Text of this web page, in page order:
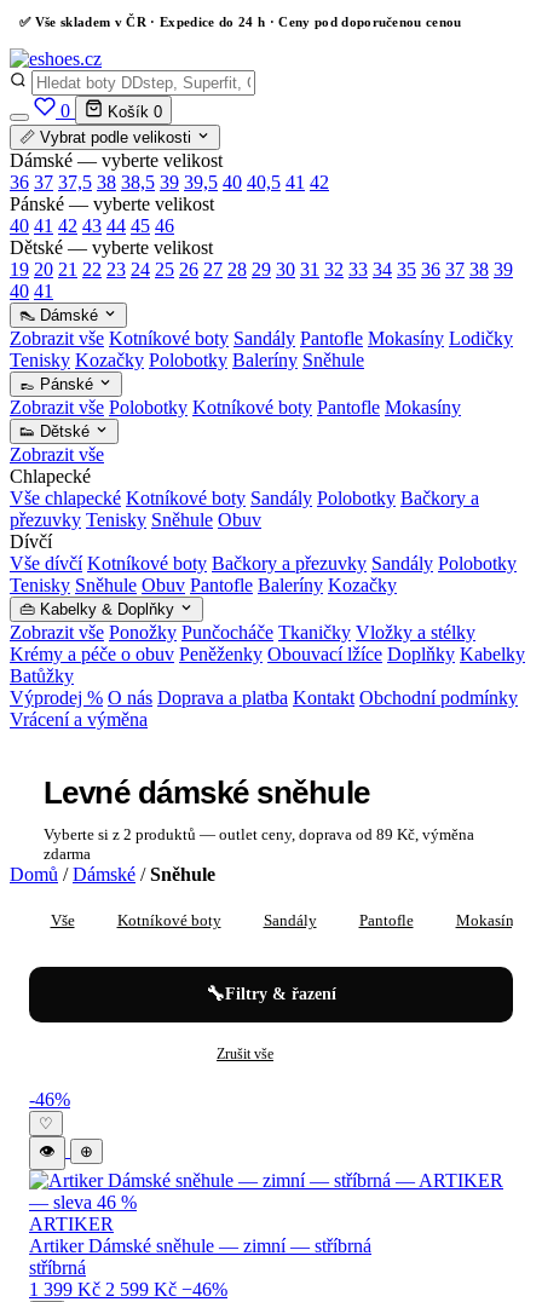
✅ Vše skladem v ČR · Expedice do 24 h · Ceny pod doporučenou cenou
0 Košík 0
📏 Vybrat podle velikosti
Dámské — vyberte velikost
36 37 37,5 38 38,5 39 39,5 40 40,5 41 42
Pánské — vyberte velikost
40 41 42 43 44 45 46
Dětské — vyberte velikost
19 20 21 22 23 24 25 26 27 28 29 30 31 32 33 34 35 36 37 38 39
40 41
👠 Dámské
Zobrazit vše Kotníkové boty Sandály Pantofle Mokasíny Lodičky
Tenisky Kozačky Polobotky Baleríny Sněhule
👞 Pánské
Zobrazit vše Polobotky Kotníkové boty Pantofle Mokasíny
👟 Dětské
Zobrazit vše
Chlapecké
Vše chlapecké Kotníkové boty Sandály Polobotky Bačkory a
přezuvky Tenisky Sněhule Obuv
Dívčí
Vše dívčí Kotníkové boty Bačkory a přezuvky Sandály Polobotky
Tenisky Sněhule Obuv Pantofle Baleríny Kozačky
👜 Kabelky & Doplňky
Zobrazit vše Ponožky Punčocháče Tkaničky Vložky a stélky
Krémy a péče o obuv Peněženky Obouvací lžíce Doplňky Kabelky
Batůžky
Výprodej % O nás Doprava a platba Kontakt Obchodní podmínky
Vrácení a výměna
Levné dámské sněhule
Vyberte si z 2 produktů — outlet ceny, doprava od 89 Kč, výměna
zdarma
Domů / Dámské / Sněhule
Vše Kotníkové boty Sandály Pantofle Mokasíny
🔧Filtry & řazení
Zrušit vše
Levné dámské sněhule — katalog
-46%
♡
👁
⊕
ARTIKER
Artiker Dámské sněhule — zimní — stříbrná
stříbrná
1 399 Kč 2 599 Kč −46%